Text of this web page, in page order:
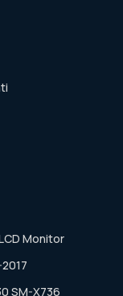
Monitor
SM-X736